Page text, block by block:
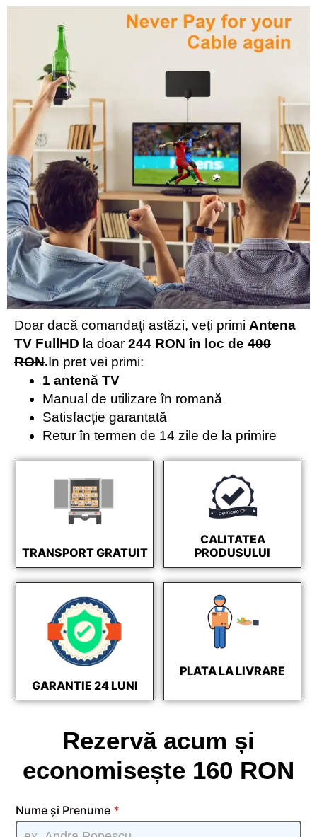
Doar dacă comandați astăzi, veți primi Antena
TV FullHD la doar 244 RON în loc de 400
RON.In pret vei primi:
1 antenă TV
Manual de utilizare în romană
Satisfacție garantată
Retur în termen de 14 zile de la primire
TRANSPORT GRATUIT
CALITATEA
PRODUSULUI
GARANTIE 24 LUNI
PLATA LA LIVRARE
Rezervă acum și
economisește 160 RON
SkyBoost
Antenna
Nume și Prenume *